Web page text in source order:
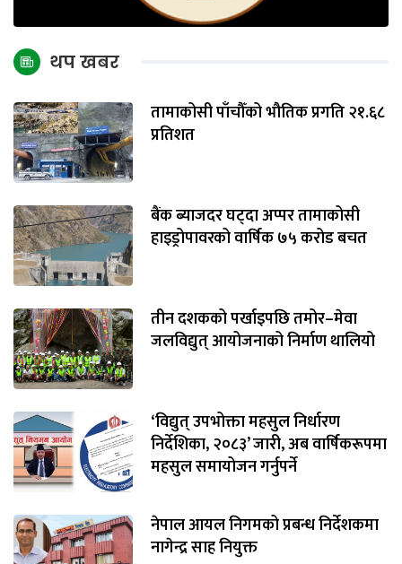
थप खबर
तामाकोसी पाँचौँको भौतिक प्रगति २१.६८
प्रतिशत
बैंक ब्याजदर घट्दा अप्पर तामाकोसी
हाइड्रोपावरको वार्षिक ७५ करोड बचत
तीन दशकको पर्खाइपछि तमोर–मेवा
जलविद्युत् आयोजनाको निर्माण थालियो
‘विद्युत् उपभोक्ता महसुल निर्धारण
निर्देशिका, २०८३’ जारी, अब वार्षिकरूपमा
महसुल समायोजन गर्नुपर्ने
नेपाल आयल निगमको प्रबन्ध निर्देशकमा
नागेन्द्र साह नियुक्त